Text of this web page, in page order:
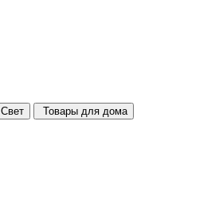
Свет
Товары для дома